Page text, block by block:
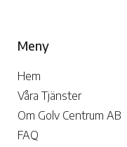
Meny
Hem
Våra Tjänster
Om Golv Centrum AB
FAQ